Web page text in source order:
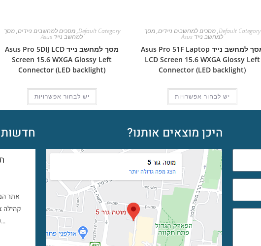
Default Category
,מסכים למחשבים ניידים,מסך
למחשב נייד Asus
מסך למחשב נייד Asus Pro 51F Laptop
LCD Screen 15.6 WXGA Glossy Left
Connector (LED backlight)
יש לבחור אפשרויות
Default Category
,מסכים למחשבים ניידים,מסך
למחשב נייד Asus
מסך למחשב נייד Asus Pro 5DIJ LCD
Screen 15.6 WXGA Glossy Left
Connector (LED backlight)
יש לבחור אפשרויות
היכן מוצאים אותנו? חדשות
קהילה
שירותי תיקונים…